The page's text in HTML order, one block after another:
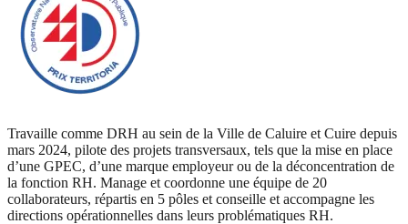
Travaille comme DRH au sein de la Ville de Caluire et Cuire depuis
mars 2024, pilote des projets transversaux, tels que la mise en place
d’une GPEC, d’une marque employeur ou de la déconcentration de
la fonction RH. Manage et coordonne une équipe de 20
collaborateurs, répartis en 5 pôles et conseille et accompagne les
directions opérationnelles dans leurs problématiques RH.